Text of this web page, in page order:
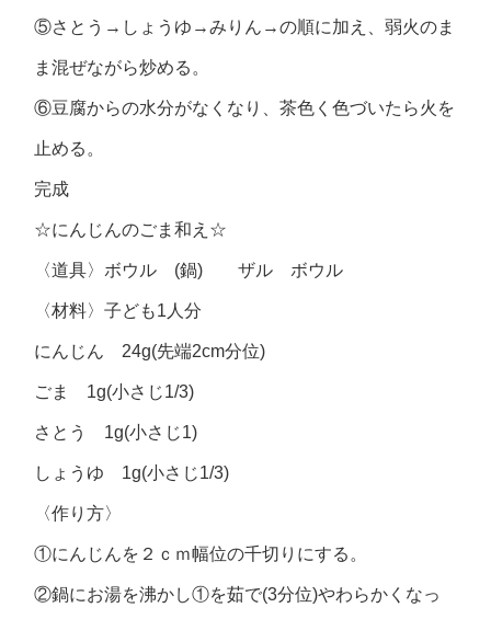
⑤さとう→しょうゆ→みりん→の順に加え、弱火のま
ま混ぜながら炒める。
⑥豆腐からの水分がなくなり、茶色く色づいたら火を
止める。
完成
☆にんじんのごま和え☆
〈道具〉ボウル (鍋) ザル ボウル
〈材料〉子ども1人分
にんじん 24g(先端2cm分位)
ごま 1g(小さじ1/3)
さとう 1g(小さじ1)
しょうゆ 1g(小さじ1/3)
〈作り方〉
①にんじんを２ｃｍ幅位の千切りにする。
②鍋にお湯を沸かし①を茹で(3分位)やわらかくなっ